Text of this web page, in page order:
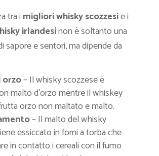
tra i migliori whisky scozzesie i
irlandesinon è soltanto una
sapore e sentori, ma dipende da
orzo– Il whisky scozzese è
malto d’orzo mentre il whiskey
orzo non maltato e malto.
– Il malto del whisky
essiccato in forni a torba che
in contatto i cereali con il fumo